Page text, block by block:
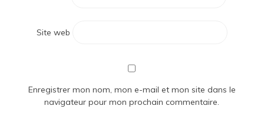
Site web
Enregistrer mon nom, mon e-mail et mon site dans le
navigateur pour mon prochain commentaire.